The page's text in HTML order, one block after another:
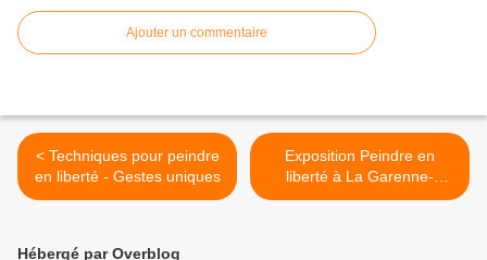
Ajouter un commentaire
< Techniques pour peindre
en liberté - Gestes uniques
Exposition Peindre en
liberté à La Garenne-
Colombes >
Hébergé par Overblog